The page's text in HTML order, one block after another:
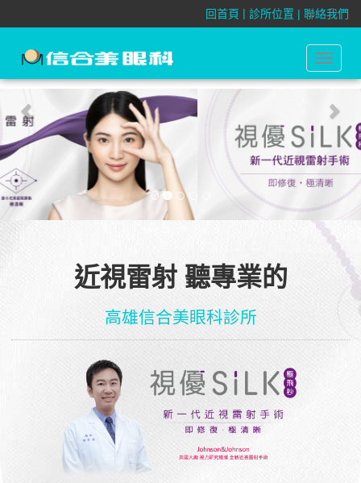
回首頁 | 診所位置 | 聯絡我們
Toggle
近視雷射 聽專業的
高雄信合美眼科診所